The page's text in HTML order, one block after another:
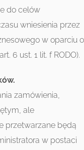
do celów
wniesienia przez
w oparciu o
6 ust. 1 lit. f RODO).
zamówienia,
ale
przetwarzane będą
w postaci